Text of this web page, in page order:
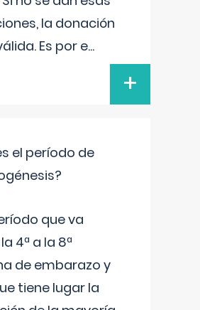
la donación
Es por e...
+
el período de
que va
4ª a la 8ª
de embarazo y
tiene lugar la